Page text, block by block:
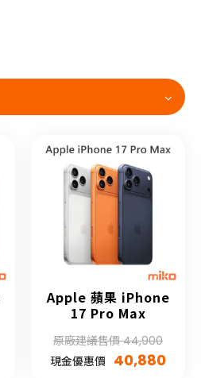
Apple 蘋果 iPhone
17 Pro Max
原廠建議售價 44,900
現金優惠價 40,880